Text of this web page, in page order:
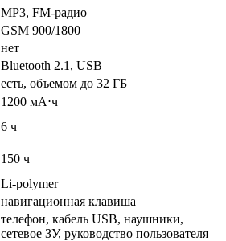
MP3, FM-радио
GSM 900/1800
нет
Bluetooth 2.1, USB
есть, объемом до 32 ГБ
1200 мА⋅ч
6 ч
150 ч
Li-polymer
навигационная клавиша
телефон, кабель USB, наушники,
сетевое ЗУ, руководство пользователя